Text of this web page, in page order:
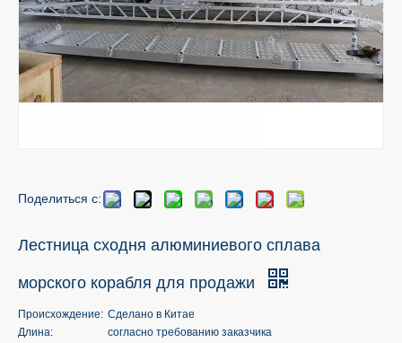
Поделиться с:
Лестница сходня алюминиевого сплава
морского корабля для продажи
Происхождение: Сделано в Китае
Длина:
согласно требованию заказчика